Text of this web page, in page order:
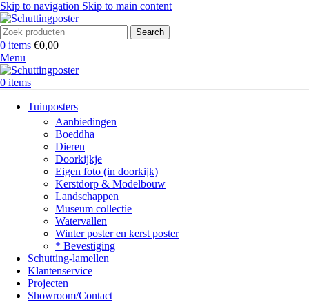
Skip to navigation Skip to main content
Search
0 items €0,00
Menu
0 items
Tuinposters
Aanbiedingen
Boeddha
Dieren
Doorkijkje
Eigen foto (in doorkijk)
Kerstdorp & Modelbouw
Landschappen
Museum collectie
Watervallen
Winter poster en kerst poster
* Bevestiging
Schutting-lamellen
Klantenservice
Projecten
Showroom/Contact